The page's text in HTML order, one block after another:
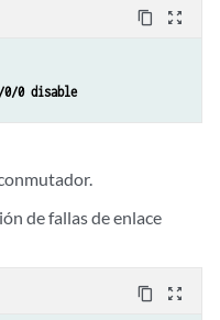
content_copy zoom_out_map
0 disable
de fallas de enlace
content_copy zoom_out_map